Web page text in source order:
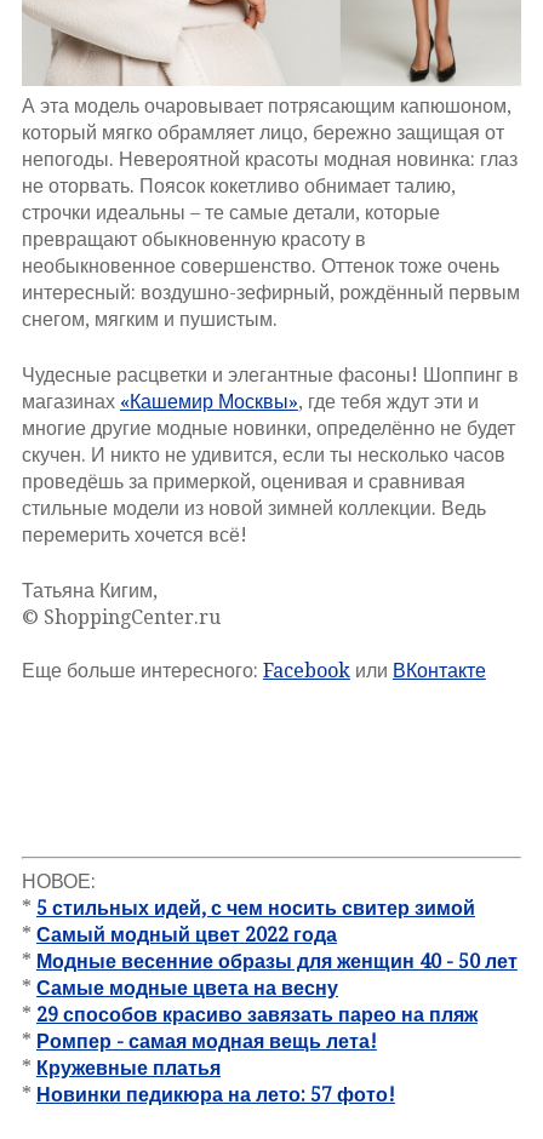
А эта модель очаровывает потрясающим капюшоном,
который мягко обрамляет лицо, бережно защищая от
непогоды. Невероятной красоты модная новинка: глаз
не оторвать. Поясок кокетливо обнимает талию,
строчки идеальны – те самые детали, которые
превращают обыкновенную красоту в
необыкновенное совершенство. Оттенок тоже очень
интересный: воздушно-зефирный, рождённый первым
снегом, мягким и пушистым.
Чудесные расцветки и элегантные фасоны! Шоппинг в
магазинах «Кашемир Москвы», где тебя ждут эти и
многие другие модные новинки, определённо не будет
скучен. И никто не удивится, если ты несколько часов
проведёшь за примеркой, оценивая и сравнивая
стильные модели из новой зимней коллекции. Ведь
перемерить хочется всё!
Татьяна Кигим,
© ShoppingCenter.ru
Еще больше интересного: Facebookили ВКонтакте
НОВОЕ:
* 5 стильных идей, с чем носить свитер зимой
* Самый модный цвет 2022 года
* Модные весенние образы для женщин 40 - 50 лет
* Самые модные цвета на весну
* 29 способов красиво завязать парео на пляж
* Ромпер - самая модная вещь лета!
* Кружевные платья
* Новинки педикюра на лето: 57 фото!